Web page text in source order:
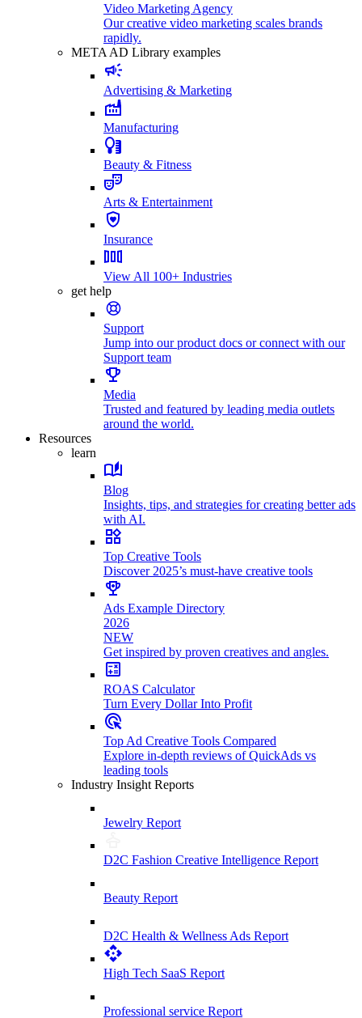
Video Marketing Agency
Our creative video marketing scales brands
rapidly.
META AD Library examples
Advertising & Marketing
Manufacturing
Beauty & Fitness
Arts & Entertainment
Insurance
View All 100+ Industries
get help
Support
Jump into our product docs or connect with our
Support team
Media
Trusted and featured by leading media outlets
around the world.
Resources
learn
Blog
Insights, tips, and strategies for creating better ads
with AI.
Top Creative Tools
Discover 2025’s must-have creative tools
Ads Example Directory
2026
NEW
Get inspired by proven creatives and angles.
ROAS Calculator
Turn Every Dollar Into Profit
Top Ad Creative Tools Compared
Explore in-depth reviews of QuickAds vs
leading tools
Industry Insight Reports
Jewelry Report
D2C Fashion Creative Intelligence Report
Beauty Report
D2C Health & Wellness Ads Report
High Tech SaaS Report
Professional service Report